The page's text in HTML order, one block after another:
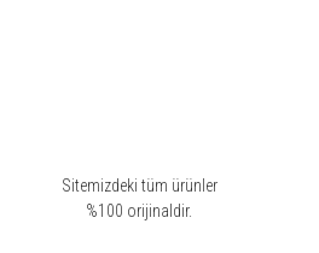
Sitemizdeki tüm ürünler
%100 orijinaldir.